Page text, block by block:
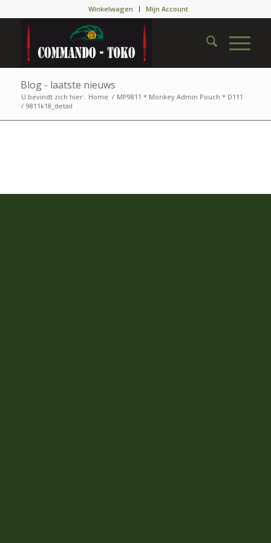
Winkelwagen Mijn Account
Blog - laatste nieuws
U bevindt zich hier: Home / MP9811 * Monkey Admin Pouch * D111
/ 9811k18_detail